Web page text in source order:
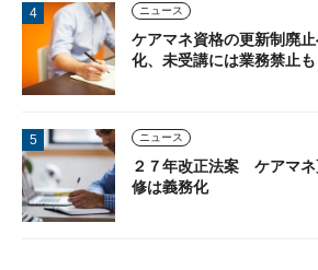
ニュース
ケアマネ資格の更新制廃
化、未受講には業務禁止も
ニュース
２７年改正法案 ケアマ
修は義務化